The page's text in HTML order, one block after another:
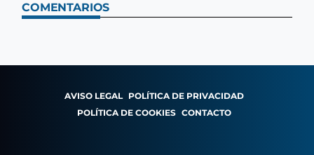
COMENTARIOS
AVISO LEGAL POLÍTICA DE PRIVACIDAD
POLÍTICA DE COOKIES CONTACTO